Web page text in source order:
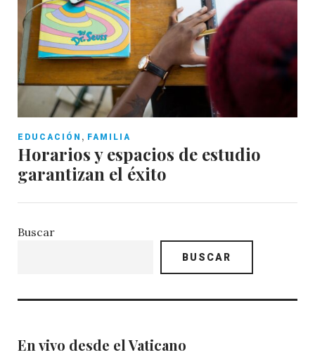
EDUCACIÓN , FAMILIA
Horarios y espacios de estudio
garantizan el éxito
Buscar
BUSCAR
En vivo desde el Vaticano